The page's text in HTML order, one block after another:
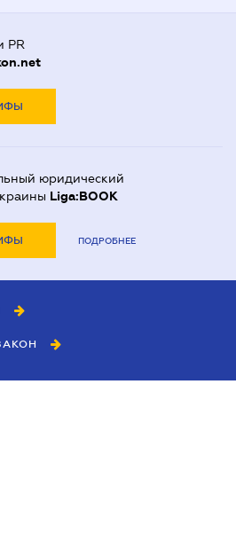
PR
юридический
Liga:BOOK
ПОДРОБНЕЕ